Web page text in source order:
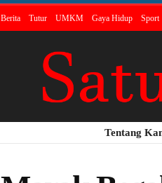
Berita Tutur UMKM Gaya Hidup Sport
Tentang